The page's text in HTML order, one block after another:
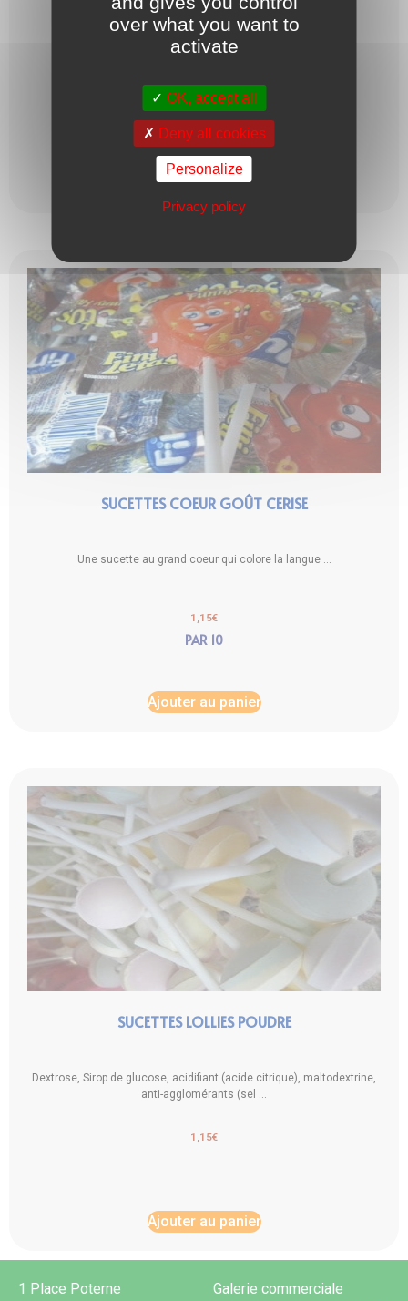
Arachide, eau, sucre. ...
1,15€
LE PAQUET
Ajouter au panier
SUCETTES COEUR GOÛT CERISE
Une sucette au grand coeur qui colore la langue ...
1,15€
PAR 10
Ajouter au panier
SUCETTES LOLLIES POUDRE
Dextrose, Sirop de glucose, acidifiant (acide citrique), maltodextrine,
anti-agglomérants (sel ...
1,15€
Ajouter au panier
1 Place Poterne
Galerie commerciale
over what you want to
activate
OK, accept all
Deny all cookies
Personalize
Privacy policy